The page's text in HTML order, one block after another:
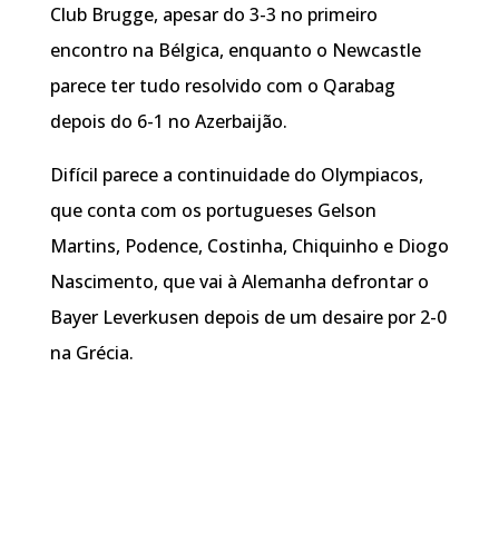
Club Brugge, apesar do 3-3 no primeiro
encontro na Bélgica, enquanto o Newcastle
parece ter tudo resolvido com o Qarabag
depois do 6-1 no Azerbaijão.
Difícil parece a continuidade do Olympiacos,
que conta com os portugueses Gelson
Martins, Podence, Costinha, Chiquinho e Diogo
Nascimento, que vai à Alemanha defrontar o
Bayer Leverkusen depois de um desaire por 2-0
na Grécia.